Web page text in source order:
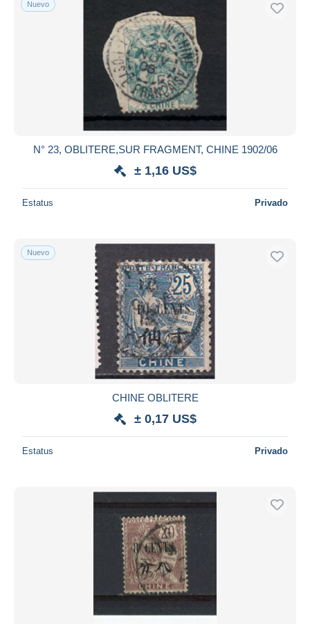
Sólo con descuento
Métodos de pago
PayPal
Transferencia bancaria
Mastercard
Deseleccionar todo
Mundo entero
Aplicar
Nuevo
N° 23, OBLITERE,SUR FRAGMENT, CHINE 1902/06
± 1,16 US$
Estatus Privado
Nuevo
CHINE OBLITERE
± 0,17 US$
Estatus Privado